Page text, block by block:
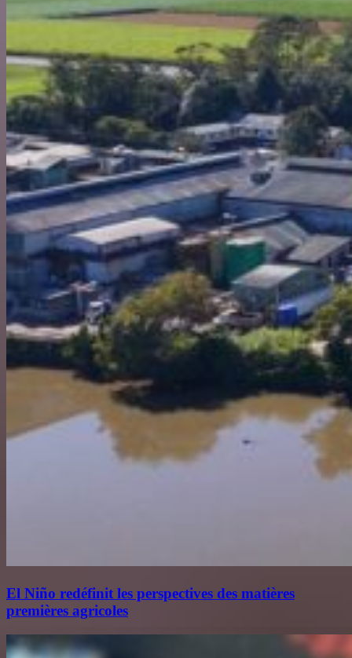
El Niño redéfinit les perspectives des matières
premières agricoles